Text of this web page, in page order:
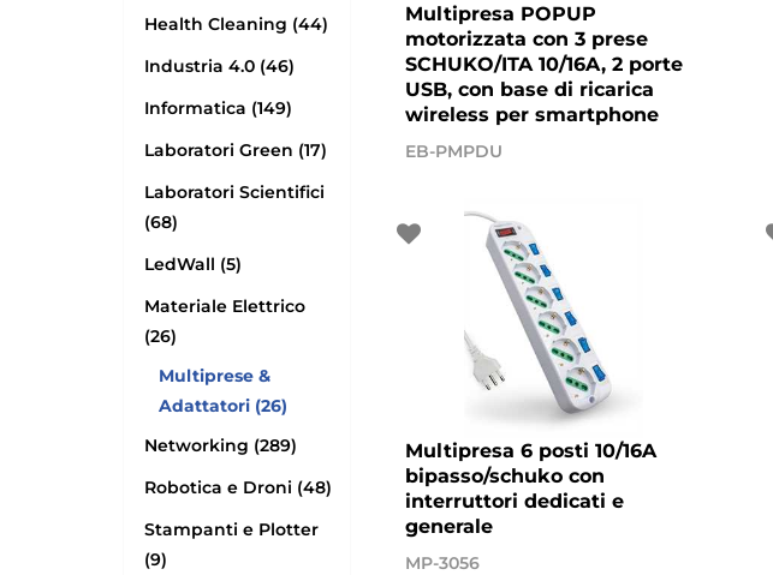
Health Cleaning (44)
Industria 4.0 (46)
Informatica (149)
Laboratori Green (17)
Laboratori Scientifici
(68)
LedWall (5)
Materiale Elettrico
(26)
Multiprese &
Adattatori (26)
Networking (289)
Robotica e Droni (48)
Stampanti e Plotter
(9)
Multipresa POPUP
motorizzata con 3 prese
SCHUKO/ITA 10/16A, 2 porte
USB, con base di ricarica
wireless per smartphone
EB-PMPDU
Multipresa 6 posti 10/16A
bipasso/schuko con
interruttori dedicati e
generale
MP-3056